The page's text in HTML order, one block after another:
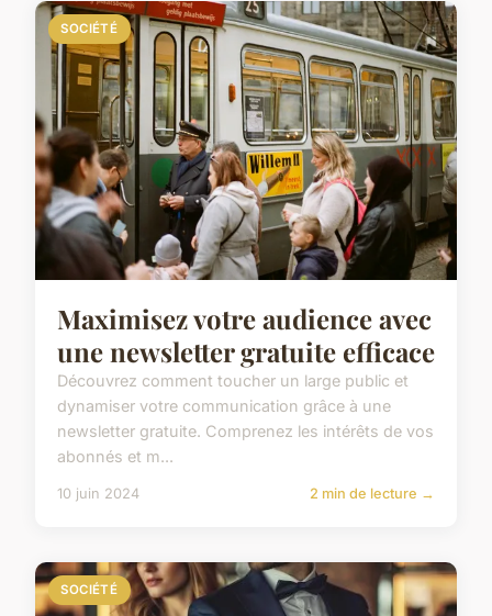
SOCIÉTÉ
Maximisez votre audience avec
une newsletter gratuite efficace
Découvrez comment toucher un large public et
dynamiser votre communication grâce à une
newsletter gratuite. Comprenez les intérêts de vos
abonnés et m...
10 juin 2024 2 min de lecture →
SOCIÉTÉ